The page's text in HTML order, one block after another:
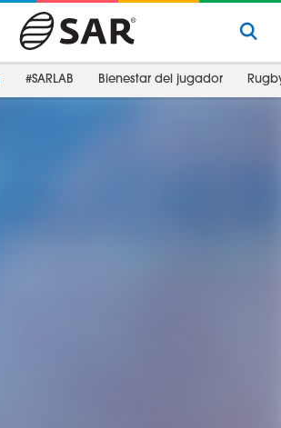
#SARLAB Bienestar del jugador